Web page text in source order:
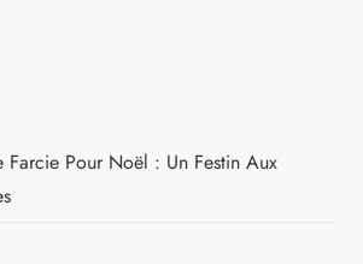
Farcie Pour Noël : Un Festin Aux